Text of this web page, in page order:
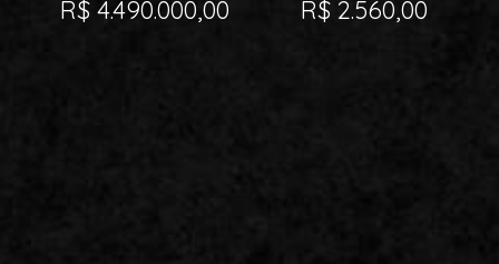
R$ 4.490.000,00 R$ 2.560,00